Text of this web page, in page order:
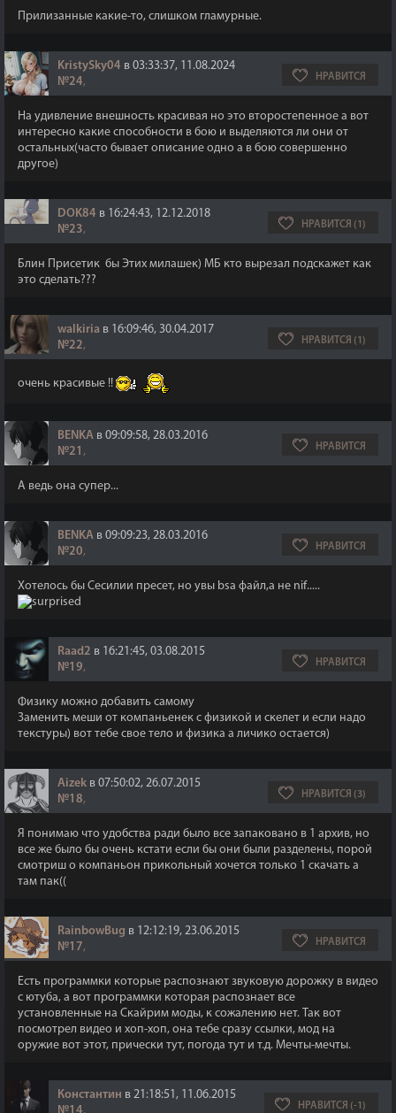
Прилизанные какие-то, слишком гламурные.
KristySky04 в 03:33:37, 11.08.2024
№24, НРАВИТСЯ
На удивление внешность красивая но это второстепенное а вот
интересно какие способности в бою и выделяются ли они от
остальных(часто бывает описание одно а в бою совершенно
другое)
DOK84 в 16:24:43, 12.12.2018
№23, НРАВИТСЯ (1)
Блин Присетик бы Этих милашек) МБ кто вырезал подскажет как
это сделать???
walkiria в 16:09:46, 30.04.2017
№22, НРАВИТСЯ (1)
очень красивые !!
BENKA в 09:09:58, 28.03.2016
№21 , НРАВИТСЯ
А ведь она супер...
BENKA в 09:09:23, 28.03.2016
№20, НРАВИТСЯ
Хотелось бы Сесилии пресет, но увы bsa файл,а не nif.....
Raad2 в 16:21:45, 03.08.2015
№19, НРАВИТСЯ
Физику можно добавить самому
Заменить меши от компаньенек с физикой и скелет и если надо
текстуры) вот тебе свое тело и физика а личико остается)
Aizek в 07:50:02, 26.07.2015
№18, НРАВИТСЯ (3)
Я понимаю что удобства ради было все запаковано в 1 архив, но
все же было бы очень кстати если бы они были разделены, порой
смотриш о компаньон прикольный хочется только 1 скачать а
там пак((
RainbowBug в 12:12:19, 23.06.2015
№17, НРАВИТСЯ
Есть программки которые распознают звуковую дорожку в видео
с ютуба, а вот программки которая распознает все
установленные на Скайрим моды, к сожалению нет. Так вот
посмотрел видео и хоп-хоп, она тебе сразу ссылки, мод на
оружие вот этот, прически тут, погода тут и т.д. Мечты-мечты.
Константин в 21:18:51, 11.06.2015
НРАВИТСЯ (-1)